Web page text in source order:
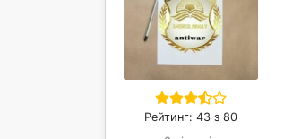
Рейтинг: 43 з 80